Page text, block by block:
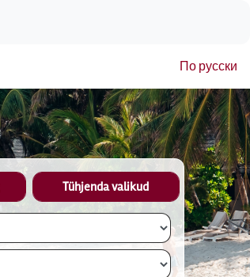
По русски
Tühjenda valikud